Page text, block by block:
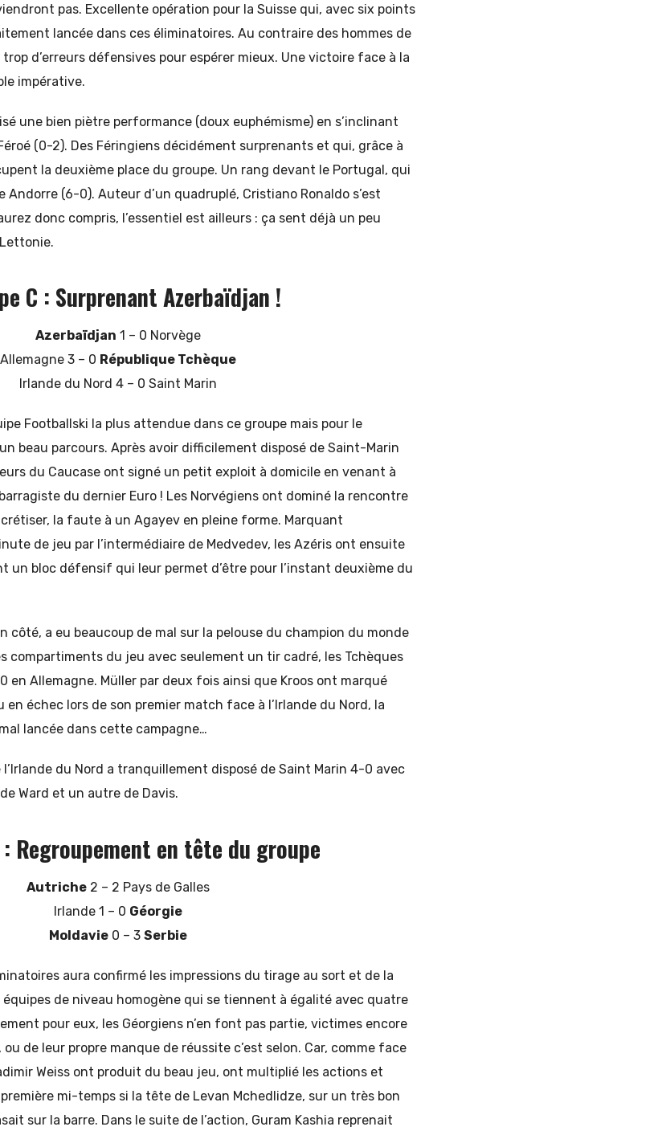
pas. Excellente opération pour la Suisse qui, avec six points
lancée dans ces éliminatoires. Au contraire des hommes de
d’erreurs défensives pour espérer mieux. Une victoire face à la
impérative.
une bien piètre performance (doux euphémisme) en s’inclinant
(0-2). Des Féringiens décidément surprenants et qui, grâce à
la deuxième place du groupe. Un rang devant le Portugal, qui
Andorre (6-0). Auteur d’un quadruplé, Cristiano Ronaldo s’est
donc compris, l’essentiel est ailleurs : ça sent déjà un peu
C : Surprenant Azerbaïdjan !
Azerbaïdjan 1 – 0 Norvège
Allemagne 3 – 0 République Tchèque
Irlande du Nord 4 – 0 Saint Marin
Footballski la plus attendue dans ce groupe mais pour le
beau parcours. Après avoir difficilement disposé de Saint-Marin
du Caucase ont signé un petit exploit à domicile en venant à
du dernier Euro ! Les Norvégiens ont dominé la rencontre
la faute à un Agayev en pleine forme. Marquant
de jeu par l’intermédiaire de Medvedev, les Azéris ont ensuite
un bloc défensif qui leur permet d’être pour l’instant deuxième du
côté, a eu beaucoup de mal sur la pelouse du champion du monde
compartiments du jeu avec seulement un tir cadré, les Tchèques
en Allemagne. Müller par deux fois ainsi que Kroos ont marqué
échec lors de son premier match face à l’Irlande du Nord, la
lancée dans cette campagne…
l’Irlande du Nord a tranquillement disposé de Saint Marin 4-0 avec
Ward et un autre de Davis.
Regroupement en tête du groupe
Autriche 2 – 2 Pays de Galles
Irlande 1 – 0 Géorgie
Moldavie 0 – 3 Serbie
aura confirmé les impressions du tirage au sort et de la
de niveau homogène qui se tiennent à égalité avec quatre
pour eux, les Géorgiens n’en font pas partie, victimes encore
de leur propre manque de réussite c’est selon. Car, comme face
Weiss ont produit du beau jeu, ont multiplié les actions et
mi-temps si la tête de Levan Mchedlidze, sur un très bon
sur la barre. Dans le suite de l’action, Guram Kashia reprenait